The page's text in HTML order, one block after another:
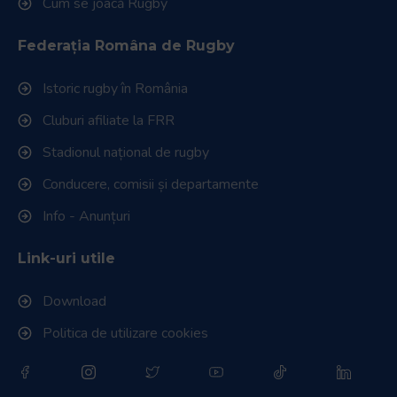
Federația Româna de Rugby
Istoric rugby în România
Cluburi afiliate la FRR
Stadionul național de rugby
Conducere, comisii și departamente
Info - Anunțuri
Link-uri utile
Download
Politica de utilizare cookies